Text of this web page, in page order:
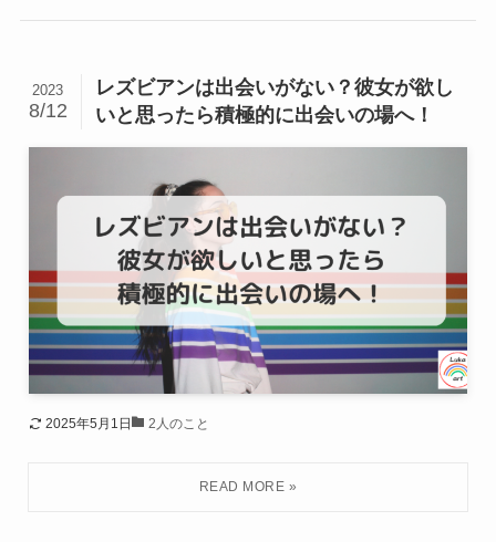
レズビアンは出会いがない？彼女が欲し
いと思ったら積極的に出会いの場へ！
2023
8/12
2025年5月1日 2人のこと